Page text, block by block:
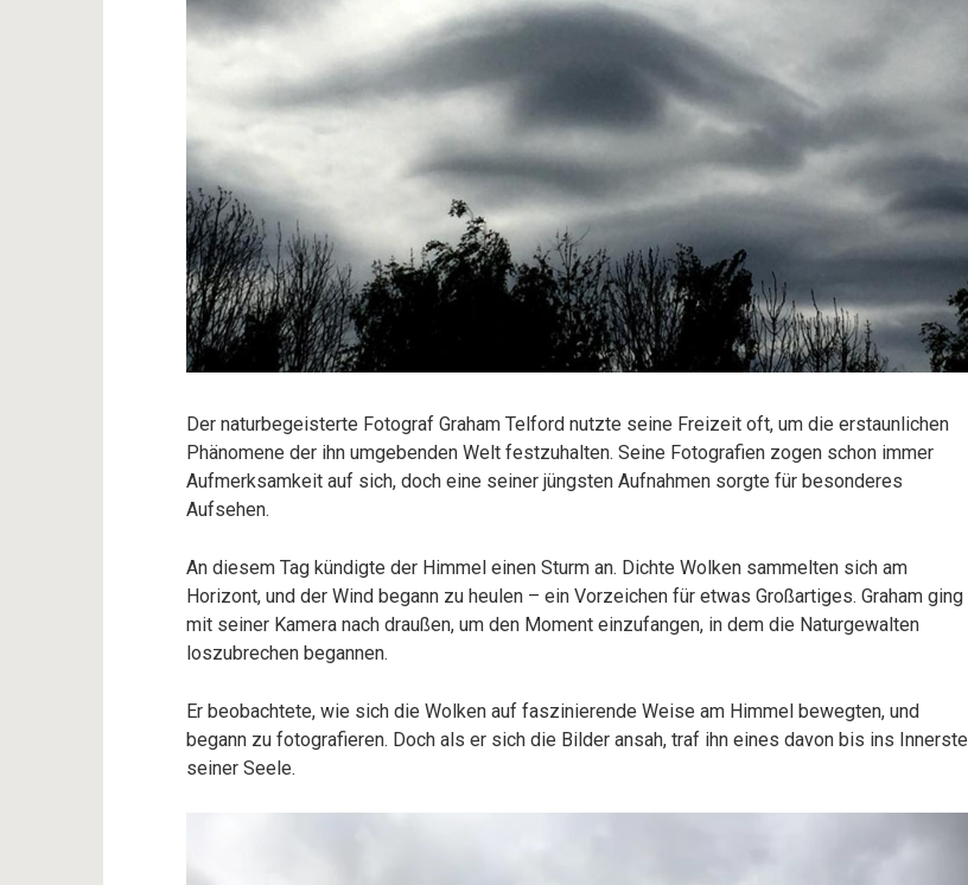
Der naturbegeisterte Fotograf Graham Telford nutzte seine Freizeit oft, um die erstaunlichen
Phänomene der ihn umgebenden Welt festzuhalten. Seine Fotografien zogen schon immer
Aufmerksamkeit auf sich, doch eine seiner jüngsten Aufnahmen sorgte für besonderes
Aufsehen.
An diesem Tag kündigte der Himmel einen Sturm an. Dichte Wolken sammelten sich am
Horizont, und der Wind begann zu heulen – ein Vorzeichen für etwas Großartiges. Graham ging
mit seiner Kamera nach draußen, um den Moment einzufangen, in dem die Naturgewalten
loszubrechen begannen.
Er beobachtete, wie sich die Wolken auf faszinierende Weise am Himmel bewegten, und
begann zu fotografieren. Doch als er sich die Bilder ansah, traf ihn eines davon bis ins Innerste
seiner Seele.